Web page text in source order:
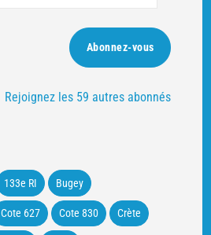
Abonnez-vous
Rejoignez les 59 autres abonnés
133e RI Bugey
Cote 627 Cote 830 Crète